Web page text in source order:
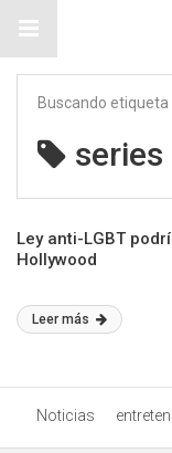
Buscando etiqueta
Ley anti-LGBT
Hollywood
Leer más
Noticias